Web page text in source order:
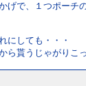
げで、１つポーチ
にしても・・・
ら貰うじゃがりこ